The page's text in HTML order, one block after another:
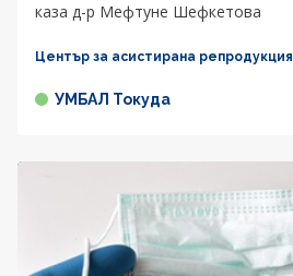
каза д-р Мефтуне Шефкетова
Център за асистирана репродукция
УМБАЛ Токуда